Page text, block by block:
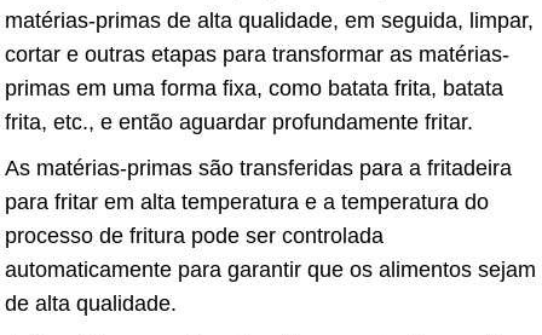
matérias-primas de alta qualidade, em seguida, limpar,
cortar e outras etapas para transformar as matérias-
primas em uma forma fixa, como batata frita, batata
frita, etc., e então aguardar profundamente fritar.
As matérias-primas são transferidas para a fritadeira
para fritar em alta temperatura e a temperatura do
processo de fritura pode ser controlada
automaticamente para garantir que os alimentos sejam
de alta qualidade.